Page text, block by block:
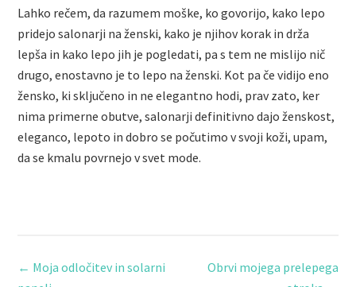
Lahko rečem, da razumem moške, ko govorijo, kako lepo
pridejo salonarji na ženski, kako je njihov korak in drža
lepša in kako lepo jih je pogledati, pa s tem ne mislijo nič
drugo, enostavno je to lepo na ženski. Kot pa če vidijo eno
žensko, ki sključeno in ne elegantno hodi, prav zato, ker
nima primerne obutve, salonarji definitivno dajo ženskost,
eleganco, lepoto in dobro se počutimo v svoji koži, upam,
da se kmalu povrnejo v svet mode.
← Moja odločitev in solarni
Obrvi mojega prelepega